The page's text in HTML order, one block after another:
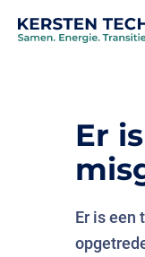
Over ons
ProjectenEr
Er is een